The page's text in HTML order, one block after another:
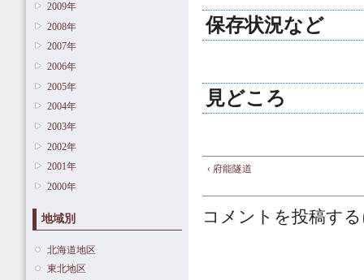
2009年
2008年
2007年
2006年
2005年
2004年
2003年
2002年
2001年
2000年
地域別
北海道地区
東北地区
保存状況など
見どころ
‹ 府能隧道
コメントを投稿す